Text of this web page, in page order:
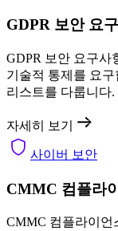
GDPR 보안 요
GDPR 보안 요구사
기술적 통제를 요
리스트를 다룹니다.
자세히 보기
사이버 보안
CMMC 컴플라
CMMC 컴플라이언